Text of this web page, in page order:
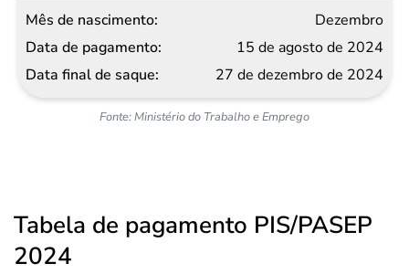
Fonte: Ministério do Trabalho e Emprego
Dezembro
15 de agosto de 2024
27 de dezembro de 2024
Tabela de pagamento PIS/PASEP
2024